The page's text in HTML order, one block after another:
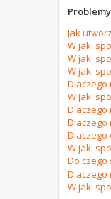
Jak
W jaki
W jaki
W jaki
Dlaczego
W jaki
Dlaczego
Dlaczego
Dlaczego
W jaki
Do czego
Dlaczego
W jaki